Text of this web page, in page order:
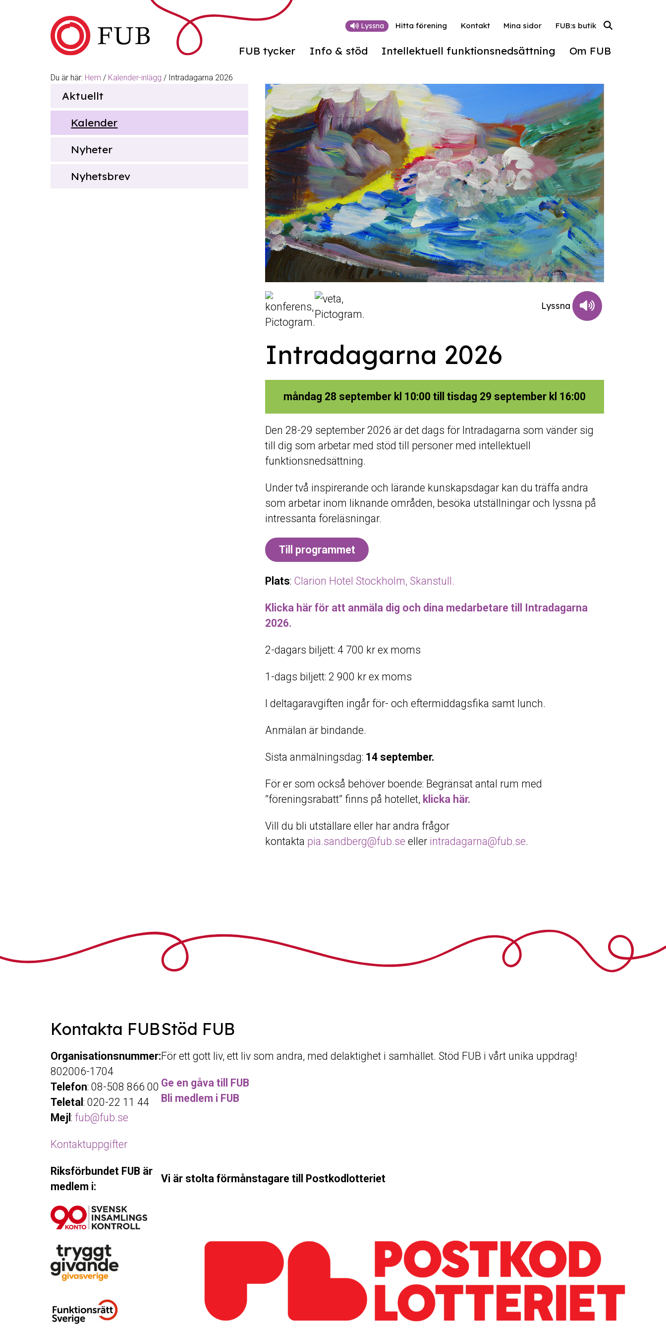
FUB tycker Info & stöd Intellektuell funktionsnedsättning Om FUB
Lyssna Hitta förening Kontakt Mina sidor FUB:s butik
efter
Du är här: Hem / Kalender-inlägg / Intradagarna 2026
Aktuellt
Kalender
Nyheter
Nyhetsbrev
Intradagarna 2026
måndag 28 september kl 10:00 till tisdag 29 september kl 16:00
Den 28-29 september 2026 är det dags för Intradagarna som vänder sig
till dig som arbetar med stöd till personer med intellektuell
funktionsnedsättning.
Under två inspirerande och lärande kunskapsdagar kan du träffa andra
som arbetar inom liknande områden, besöka utställningar och lyssna på
intressanta föreläsningar.
Till programmet
Plats: Clarion Hotel Stockholm, Skanstull.
Klicka här för att anmäla dig och dina medarbetare till Intradagarna
2026.
2-dagars biljett: 4 700 kr ex moms
1-dags biljett: 2 900 kr ex moms
I deltagaravgiften ingår för- och eftermiddagsfika samt lunch.
Anmälan är bindande.
Sista anmälningsdag: 14 september.
För er som också behöver boende: Begränsat antal rum med
”föreningsrabatt” finns på hotellet, klicka här.
Vill du bli utställare eller har andra frågor
kontakta pia.sandberg@fub.se eller intradagarna@fub.se.
Kontakta FUB
Organisationsnummer:
802006-1704
Telefon: 08-508 866 00
Teletal : 020-22 11 44
Mejl : fub@fub.se
Kontaktuppgifter
Riksförbundet FUB är
medlem i:
Stöd FUB
För ett gott liv, ett liv som andra, med delaktighet i samhället. Stöd FUB i vårt unika uppdrag!
Ge en gåva till FUB
Bli medlem i FUB
Vi är stolta förmånstagare till Postkodlotteriet